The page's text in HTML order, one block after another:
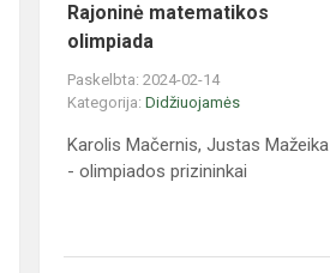
Rajoninė matematikos
olimpiada
Paskelbta: 2024-02-14
Kategorija:Didžiuojamės
Karolis Mačernis, Justas Mažeika
- olimpiados prizininkai